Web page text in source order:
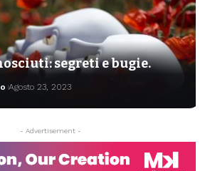
segreti e bugie.
Agosto 23, 2023
- Advertisement -